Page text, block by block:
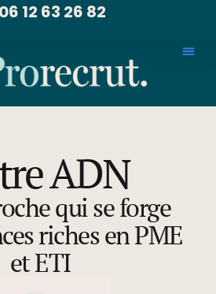
06 12 63 26 82
ADN
qui se forge
riches en PME
et ETI